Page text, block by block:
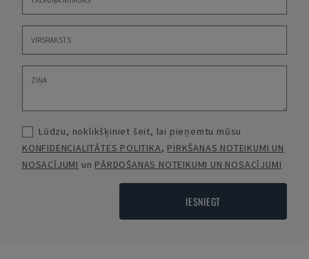
Lūdzu, noklikšķiniet šeit, lai pieņemtu mūsu
KONFIDENCIALITĀTES POLITIKA, PIRKŠANAS NOTEIKUMI UN
NOSACĪJUMI un PĀRDOŠANAS NOTEIKUMI UN NOSACĪJUMI
IESNIEGT